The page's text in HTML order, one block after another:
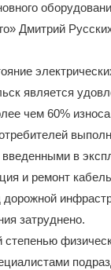
Дмитрий
является
чем 60%
в
и ремонт
затруднено.
степенью